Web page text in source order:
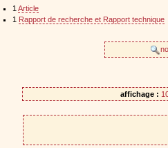
1 Article
1
Rapport de recherche et Rapport technique
affichage :